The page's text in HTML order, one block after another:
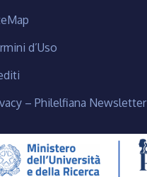
d’Uso
– Philelfiana Newsletter